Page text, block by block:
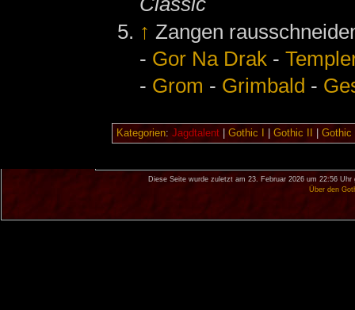
↑ Zangen
- Gor Na Drak -
- Grom - Grimbald -
Kategorien: Jagdtalent| Gothic I Gothic II Gothic
Diese Seite wurde zuletzt am 23. Februar 2026 um 22:56 Uhr
Über den